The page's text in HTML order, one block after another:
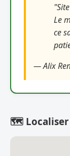
Le
ce
— Alix
🗺️ Localiser